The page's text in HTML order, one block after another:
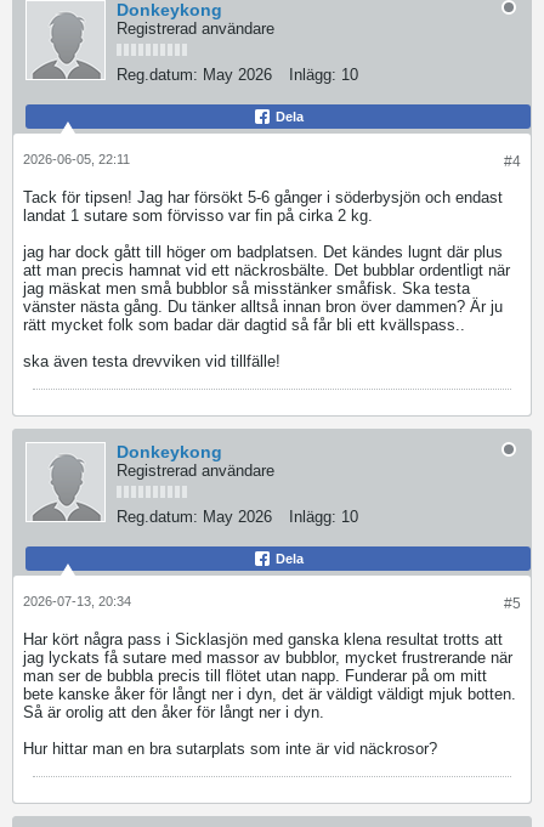
Donkeykong
Registrerad användare
Reg.datum: May 2026 Inlägg: 10
Dela
#4
2026-06-05, 22:11
Tack för tipsen! Jag har försökt 5-6 gånger i söderbysjön och endast
landat 1 sutare som förvisso var fin på cirka 2 kg.
jag har dock gått till höger om badplatsen. Det kändes lugnt där plus
att man precis hamnat vid ett näckrosbälte. Det bubblar ordentligt när
jag mäskat men små bubblor så misstänker småfisk. Ska testa
vänster nästa gång. Du tänker alltså innan bron över dammen? Är ju
rätt mycket folk som badar där dagtid så får bli ett kvällspass..
ska även testa drevviken vid tillfälle!
Donkeykong
Registrerad användare
Reg.datum: May 2026 Inlägg: 10
Dela
#5
2026-07-13, 20:34
Har kört några pass i Sicklasjön med ganska klena resultat trotts att
jag lyckats få sutare med massor av bubblor, mycket frustrerande när
man ser de bubbla precis till flötet utan napp. Funderar på om mitt
bete kanske åker för långt ner i dyn, det är väldigt väldigt mjuk botten.
Så är orolig att den åker för långt ner i dyn.
Hur hittar man en bra sutarplats som inte är vid näckrosor?